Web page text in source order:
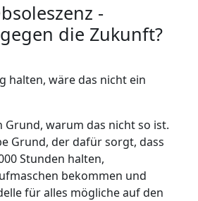
-
die Zukunft?
halten, wäre das nicht ein
Grund, warum das nicht so ist.
Grund, der dafür sorgt, dass
Stunden halten,
bekommen und
für alles mögliche auf den